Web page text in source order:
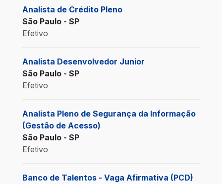
Analista de Crédito Pleno
São Paulo - SP
Efetivo
Analista Desenvolvedor Junior
São Paulo - SP
Efetivo
Analista Pleno de Segurança da Informação
(Gestão de Acesso)
São Paulo - SP
Efetivo
Banco de Talentos - Vaga Afirmativa (PCD)